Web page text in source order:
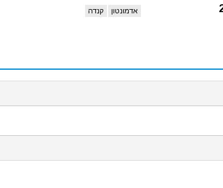
אדמונטון קנדה